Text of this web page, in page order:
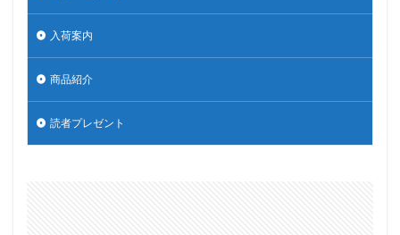
入荷案内
商品紹介
読者プレゼント